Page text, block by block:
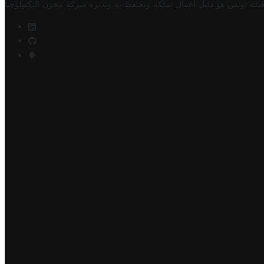
تونس هو دليل أعمال تملكه وتحتفظ به وتديره شركة مخزن التكنولوجيا